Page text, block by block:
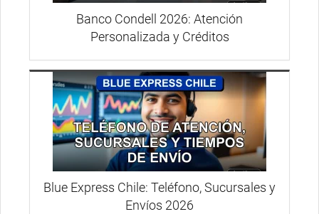
Banco Condell 2026: Atención
Personalizada y Créditos
Blue Express Chile: Teléfono, Sucursales y
Envíos 2026